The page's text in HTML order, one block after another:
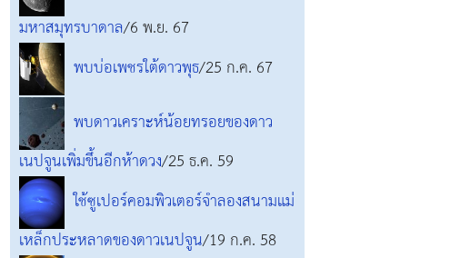
มหาสมุทรบาดาล/6 พ.ย. 67
พบบ่อเพชรใต้ดาวพุธ/25 ก.ค. 67
พบดาวเคราะห์น้อยทรอยของดาว
เนปจูนเพิ่มขึ้นอีกห้าดวง/25 ธ.ค. 59
ใช้ซูเปอร์คอมพิวเตอร์จำลองสนามแม่
เหล็กประหลาดของดาวเนปจูน/19 ก.ค. 58